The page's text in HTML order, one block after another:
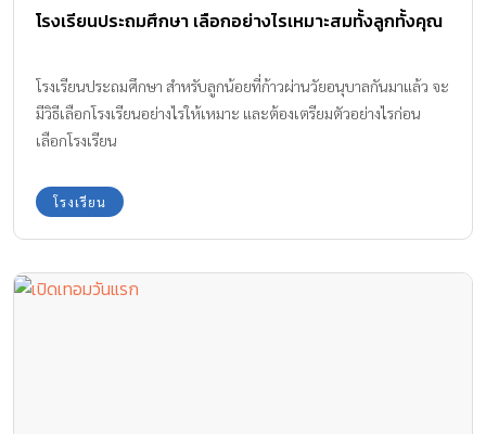
โรงเรียนประถมศึกษา เลือกอย่างไรเหมาะสมทั้งลูกทั้งคุณ
โรงเรียนประถมศึกษา สำหรับลูกน้อยที่ก้าวผ่านวัยอนุบาลกันมาแล้ว จะ
มีวิธีเลือกโรงเรียนอย่างไรให้เหมาะ และต้องเตรียมตัวอย่างไรก่อน
เลือกโรงเรียน
โรงเรียน